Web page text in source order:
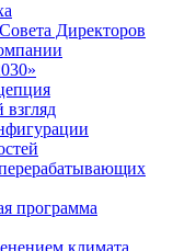
Директоров
программа
климата